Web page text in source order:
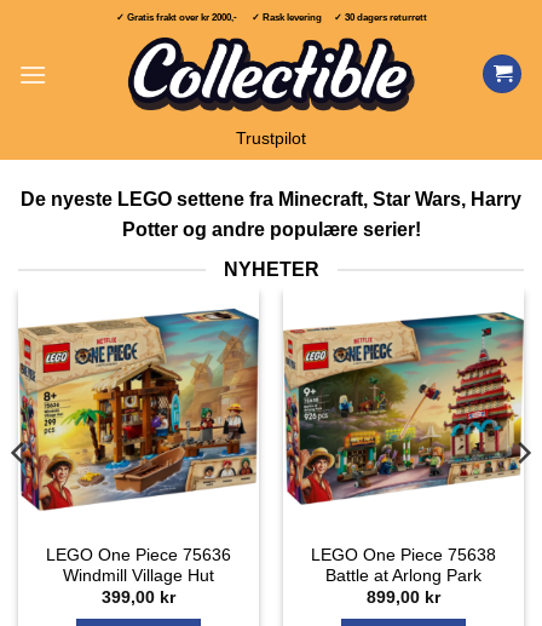
content
✓ Gratis frakt over kr 2000,-✓ Rask levering ✓ 30 dagers returrett
Trustpilot
De nyeste LEGO settene fra Minecraft, Star Wars, Harry
Potter og andre populære serier!
NYHETER
LEGO One Piece 75636
Windmill Village Hut
399,00 kr
LEGO One Piece 75638
Battle at Arlong Park
899,00 kr